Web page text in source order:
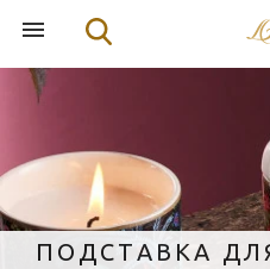
ПОДСТАВКА